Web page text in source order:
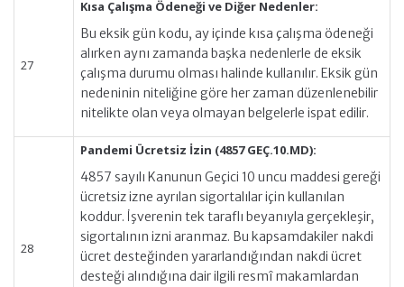
27
Kısa Çalışma Ödeneği ve Diğer Nedenler:
Bu eksik gün kodu, ay içinde kısa çalışma ödeneği
alırken aynı zamanda başka nedenlerle de eksik
çalışma durumu olması halinde kullanılır. Eksik gün
nedeninin niteliğine göre her zaman düzenlenebilir
nitelikte olan veya olmayan belgelerle ispat edilir.
28
Pandemi Ücretsiz İzin (4857 GEÇ.10.MD):
4857 sayılı Kanunun Geçici 10 uncu maddesi gereği
ücretsiz izne ayrılan sigortalılar için kullanılan
koddur. İşverenin tek taraflı beyanıyla gerçekleşir,
sigortalının izni aranmaz. Bu kapsamdakiler nakdi
ücret desteğinden yararlandığından nakdi ücret
desteği alındığına dair ilgili resmî makamlardan